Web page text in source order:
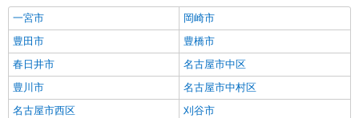
一宮市
岡崎市
豊田市
豊橋市
春日井市
名古屋市中区
豊川市
名古屋市中村区
名古屋市西区
刈谷市